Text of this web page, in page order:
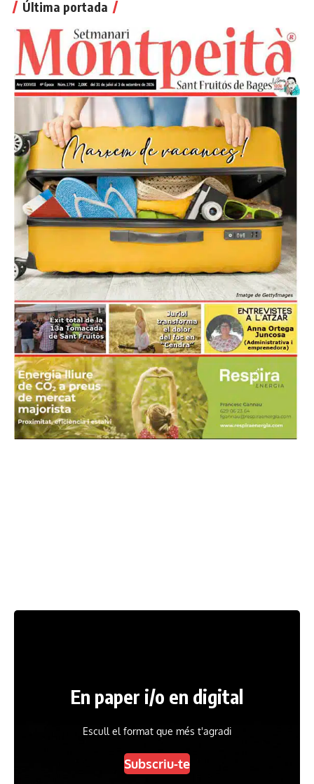
Última portada
En paper i/o en digital
Escull el format que més t'agradi
Subscriu-te